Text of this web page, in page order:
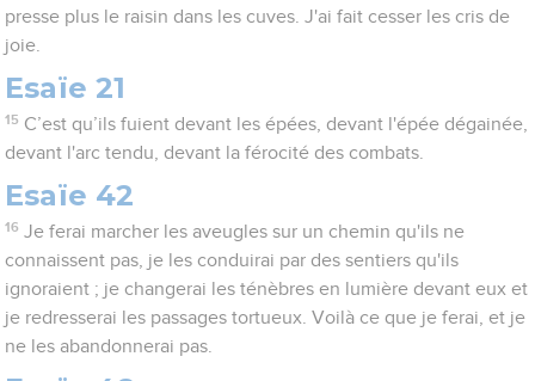
presse plus le raisin dans les cuves. J'ai fait cesser les cris de
joie.
Esaïe 21
15 C’est qu’ils fuient devant les épées, devant l'épée dégainée,
devant l'arc tendu, devant la férocité des combats.
Esaïe 42
16 Je ferai marcher les aveugles sur un chemin qu'ils ne
connaissent pas, je les conduirai par des sentiers qu'ils
ignoraient ; je changerai les ténèbres en lumière devant eux et
je redresserai les passages tortueux. Voilà ce que je ferai, et je
ne les abandonnerai pas.